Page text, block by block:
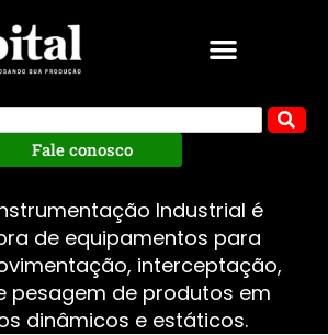
Fale conosco
Industrial é
de equipamentos para
interceptação,
pesagem de produtos em
dinâmicos e estáticos.